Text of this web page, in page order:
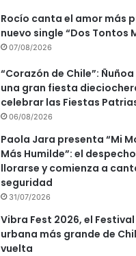
Rocío canta el amor más
nuevo single “Dos Tontos
07/08/2026
“Corazón de Chile”:
una gran fiesta
celebrar las Fiestas
06/08/2026
Paola Jara presenta “Mi
Más Humilde”: el
llorarse y comienza a
seguridad
31/07/2026
Vibra Fest 2026, el
urbana más grande de
vuelta